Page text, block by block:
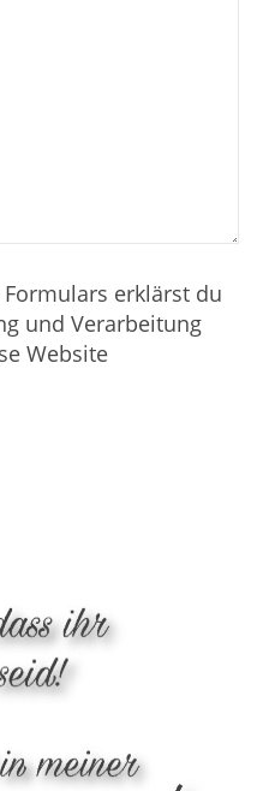
erklärst du
und Verarbeitung
Website